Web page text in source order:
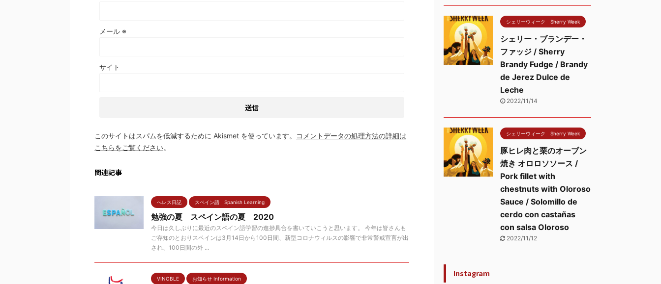
メール ※
サイト
このサイトはスパムを低減するために Akismet を使っています。
コメントデータの処理方法の詳細は
こちらをご覧ください。
関連記事
へレス日記 スペイン語 Spanish Learning
勉強の夏 スペイン語の夏 2020
今日は久しぶりに最近のスペイン語学習の進捗具合を書いていこうと思います。 今年は皆さんも
ご存知のとおりスペインは3月14日から100日間、新型コロナウィルスの影響で非常警戒宣言が出
され、100日間の外 ...
VINOBLE お知らせ Information
シェリーウィーク Sherry Week
シェリー・ブランデー・
ファッジ / Sherry
Brandy Fudge / Brandy
de Jerez Dulce de
Leche
2022/11/14
シェリーウィーク Sherry Week
豚ヒレ肉と栗のオーブン
焼き オロロソソース /
Pork fillet with
chestnuts with Oloroso
Sauce / Solomillo de
cerdo con castañas
con salsa Oloroso
2022/11/12
Instagram